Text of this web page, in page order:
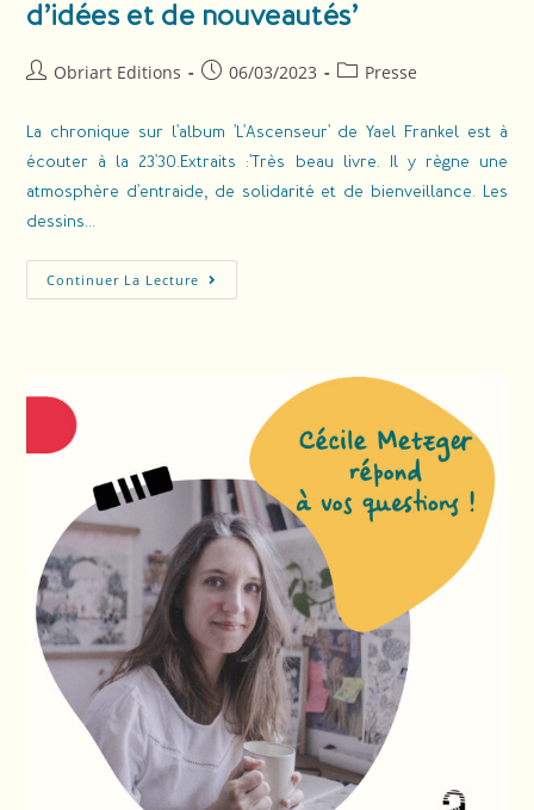
d’idées et de nouveautés’
Obriart Editions 06/03/2023 Presse
La chronique sur l'album 'L'Ascenseur' de Yael Frankel est à
écouter à la 23'30.Extraits :'Très beau livre. Il y règne une
atmosphère d'entraide, de solidarité et de bienveillance. Les
dessins…
Continuer La Lecture